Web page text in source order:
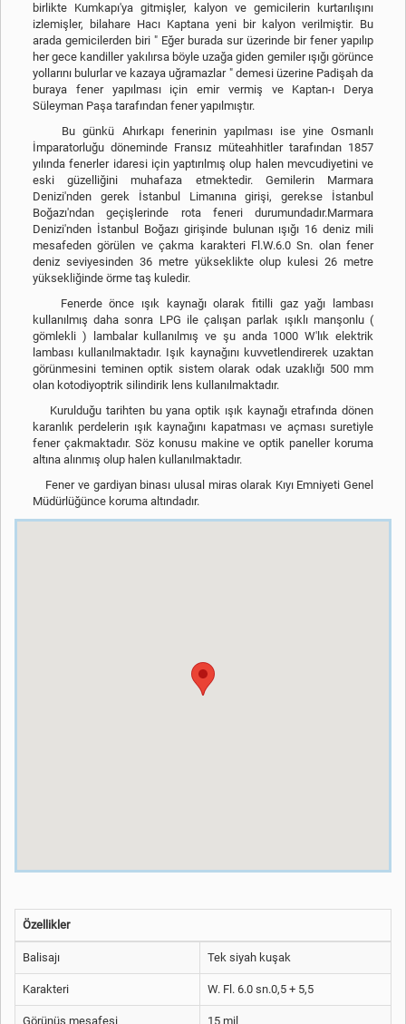
birlikte Kumkapı'ya gitmişler, kalyon ve gemicilerin kurtarılışını
izlemişler, bilahare Hacı Kaptana yeni bir kalyon verilmiştir. Bu
arada gemicilerden biri " Eğer burada sur üzerinde bir fener yapılıp
her gece kandiller yakılırsa böyle uzağa giden gemiler ışığı görünce
yollarını bulurlar ve kazaya uğramazlar " demesi üzerine Padişah da
buraya fener yapılması için emir vermiş ve Kaptan-ı Derya
Süleyman Paşa tarafından fener yapılmıştır.
Bu günkü Ahırkapı fenerinin yapılması ise yine Osmanlı
İmparatorluğu döneminde Fransız müteahhitler tarafından 1857
yılında fenerler idaresi için yaptırılmış olup halen mevcudiyetini ve
eski güzelliğini muhafaza etmektedir. Gemilerin Marmara
Denizi'nden gerek İstanbul Limanına girişi, gerekse İstanbul
Boğazı'ndan geçişlerinde rota feneri durumundadır.Marmara
Denizi'nden İstanbul Boğazı girişinde bulunan ışığı 16 deniz mili
mesafeden görülen ve çakma karakteri Fl.W.6.0 Sn. olan fener
deniz seviyesinden 36 metre yükseklikte olup kulesi 26 metre
yüksekliğinde örme taş kuledir.
Fenerde önce ışık kaynağı olarak fitilli gaz yağı lambası
kullanılmış daha sonra LPG ile çalışan parlak ışıklı manşonlu (
gömlekli ) lambalar kullanılmış ve şu anda 1000 W'lık elektrik
lambası kullanılmaktadır. Işık kaynağını kuvvetlendirerek uzaktan
görünmesini teminen optik sistem olarak odak uzaklığı 500 mm
olan kotodiyoptrik silindirik lens kullanılmaktadır.
Kurulduğu tarihten bu yana optik ışık kaynağı etrafında dönen
karanlık perdelerin ışık kaynağını kapatması ve açması suretiyle
fener çakmaktadır. Söz konusu makine ve optik paneller koruma
altına alınmış olup halen kullanılmaktadır.
Fener ve gardiyan binası ulusal miras olarak Kıyı Emniyeti Genel
Müdürlüğünce koruma altındadır.
Özellikler
Balisajı Tek siyah kuşak
Karakteri W. Fl. 6.0 sn.0,5 + 5,5
Görünüş mesafesi 15 mil